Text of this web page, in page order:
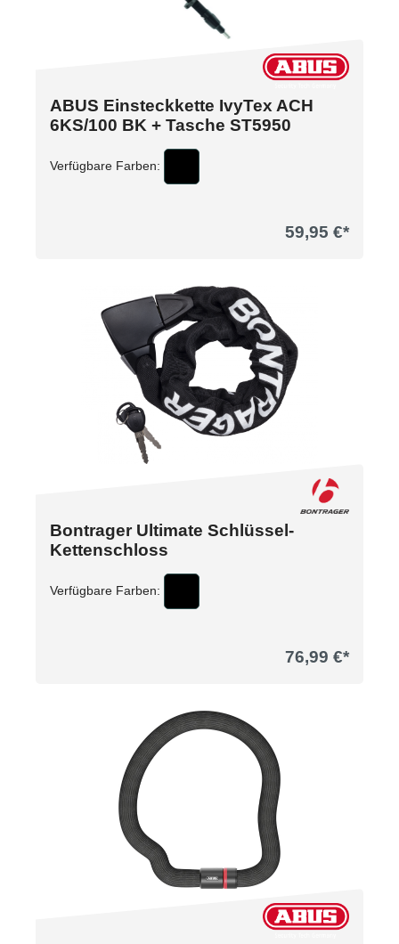
ABUS Einsteckkette IvyTex ACH
6KS/100 BK + Tasche ST5950
Verfügbare Farben:
59,95 €*
Bontrager Ultimate Schlüssel-
Kettenschloss
Verfügbare Farben:
76,99 €*